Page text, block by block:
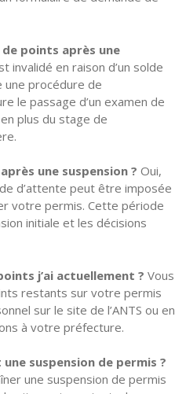
de points après une
invalidé en raison d’un solde
une procédure de
le passage d’un examen de
plus du stage de
une suspension ? Oui,
d’attente peut être imposée
votre permis. Cette période
initiale et les décisions
j’ai actuellement ? Vous
restants sur votre permis
sur le site de l’ANTS ou en
à votre préfecture.
suspension de permis ?
une suspension de permis